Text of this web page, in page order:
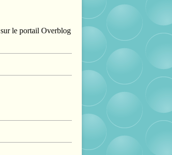
sur le portail Overblog